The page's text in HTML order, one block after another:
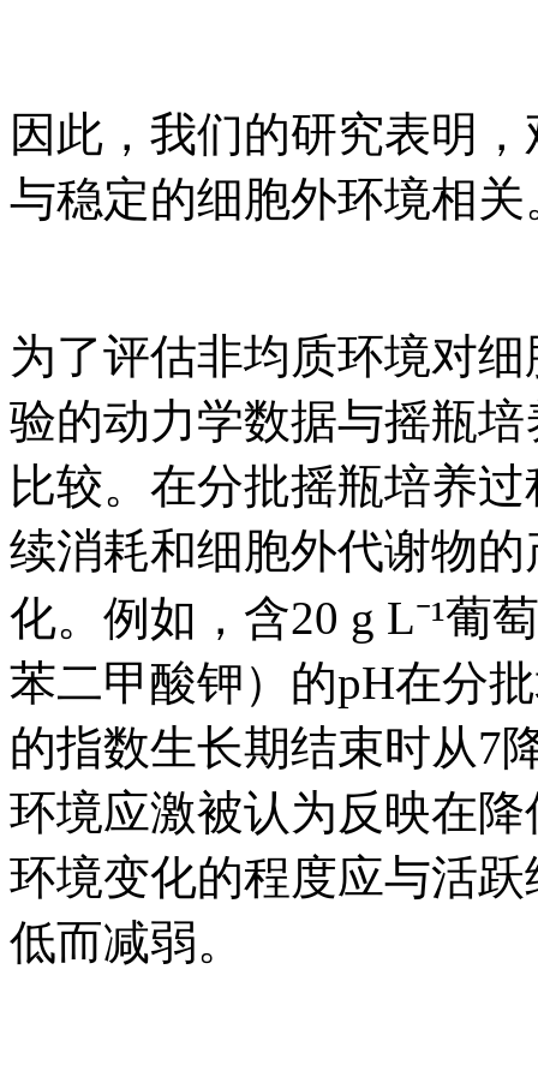
因此，我们的研究表明
与稳定的细胞外环境相关
为了评估非均质环境对
验的动力学数据与摇瓶
比较。在分批摇瓶培养
续消耗和细胞外代谢物
化。例如，含20 g L⁻¹葡
苯二甲酸钾）的pH在分
的指数生长期结束时从7
环境应激被认为反映在
环境变化的程度应与活
低而减弱。